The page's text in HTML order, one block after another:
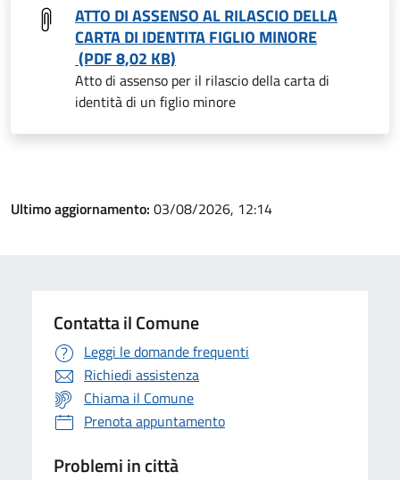
ATTO DI ASSENSO AL RILASCIO DELLA
CARTA DI IDENTITA FIGLIO MINORE
(PDF 8,02 KB)
Atto di assenso per il rilascio della carta di
identità di un figlio minore
Ultimo aggiornamento: 03/08/2026, 12:14
Contatta il Comune
Leggi le domande frequenti
Richiedi assistenza
Chiama il Comune
Prenota appuntamento
Problemi in città